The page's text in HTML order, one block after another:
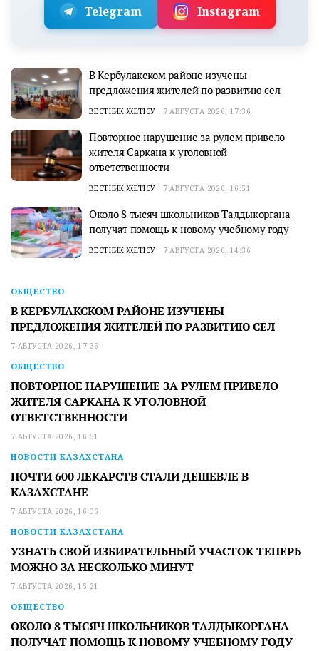
Telegram Instagram
В Кербулакском районе изучены
предложения жителей по развитию сел
ВЕСТНИК ЖЕТІСУ 7 АВГУСТА 2026, 17:36
Повторное нарушение за рулем привело
жителя Саркана к уголовной
ответственности
ВЕСТНИК ЖЕТІСУ 7 АВГУСТА 2026, 16:51
Около 8 тысяч школьников Талдыкоргана
получат помощь к новому учебному году
ВЕСТНИК ЖЕТІСУ 7 АВГУСТА 2026, 14:36
ОБЩЕСТВО
В КЕРБУЛАКСКОМ РАЙОНЕ ИЗУЧЕНЫ
ПРЕДЛОЖЕНИЯ ЖИТЕЛЕЙ ПО РАЗВИТИЮ СЕЛ
7 АВГУСТА 2026, 17:36
ОБЩЕСТВО
ПОВТОРНОЕ НАРУШЕНИЕ ЗА РУЛЕМ ПРИВЕЛО
ЖИТЕЛЯ САРКАНА К УГОЛОВНОЙ
ОТВЕТСТВЕННОСТИ
7 АВГУСТА 2026, 16:51
НОВОСТИ КАЗАХСТАНА
ПОЧТИ 600 ЛЕКАРСТВ СТАЛИ ДЕШЕВЛЕ В
КАЗАХСТАНЕ
7 АВГУСТА 2026, 16:06
НОВОСТИ КАЗАХСТАНА
УЗНАТЬ СВОЙ ИЗБИРАТЕЛЬНЫЙ УЧАСТОК ТЕПЕРЬ
МОЖНО ЗА НЕСКОЛЬКО МИНУТ
7 АВГУСТА 2026, 15:21
ОБЩЕСТВО
ОКОЛО 8 ТЫСЯЧ ШКОЛЬНИКОВ ТАЛДЫКОРГАНА
ПОЛУЧАТ ПОМОЩЬ К НОВОМУ УЧЕБНОМУ ГОДУ